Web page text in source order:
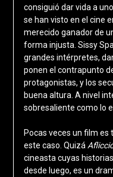
consiguió dar vida a
se han visto en el cine
merecido ganador de
forma injusta. Sissy
grandes intérpretes,
ponen el contrapunto
protagonistas, y los
buena altura. A nivel
sobresaliente como lo
Pocas veces un film
este caso. Quizá
cineasta cuyas
desde luego, es un